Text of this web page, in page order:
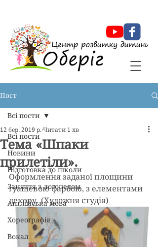
Пост
Всі пости
Новини
Підготовка до школи
Заняття з логопедом
Англійська мова
Хореографія
Вокал
Всі пости
Тема «Шпаки
прилетіли».
12 бер. 2019 р. Читати 1 хв
Оформлення заданої площини
гуашевою фарбою, з елементами
декору. (Художня студія)